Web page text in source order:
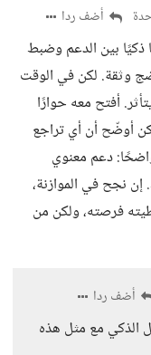
أضف ردا
بين الدعم وضبط
وثقة. لكن في الوقت
أفتح معه حوارًا
أوضّح أن أي تراجع
دعم معنوي
نجح في الموازنة،
فرصته، ولكن من
أضف ردا
الذكي مع مثل هذه